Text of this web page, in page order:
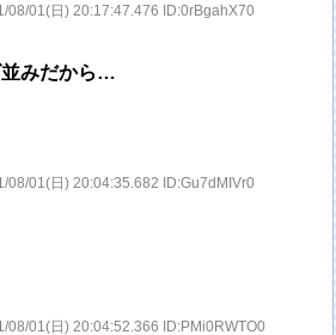
08/01(日) 20:17:47.476 ID:0rBgahX70
並みだから…
08/01(日) 20:04:35.682 ID:Gu7dMIVr0
08/01(日) 20:04:52.366 ID:PMi0RWTO0